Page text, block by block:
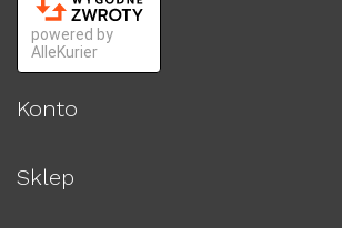
powered by
AlleKurier
Konto
Sklep